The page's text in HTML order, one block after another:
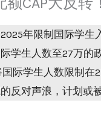
年限制国际学生
学生人数至27万的
际学生人数限制在
反对声浪，计划或